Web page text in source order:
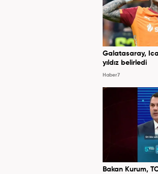
Galatasaray,
yıldız belirledi
Haber7
Bakan Kurum,